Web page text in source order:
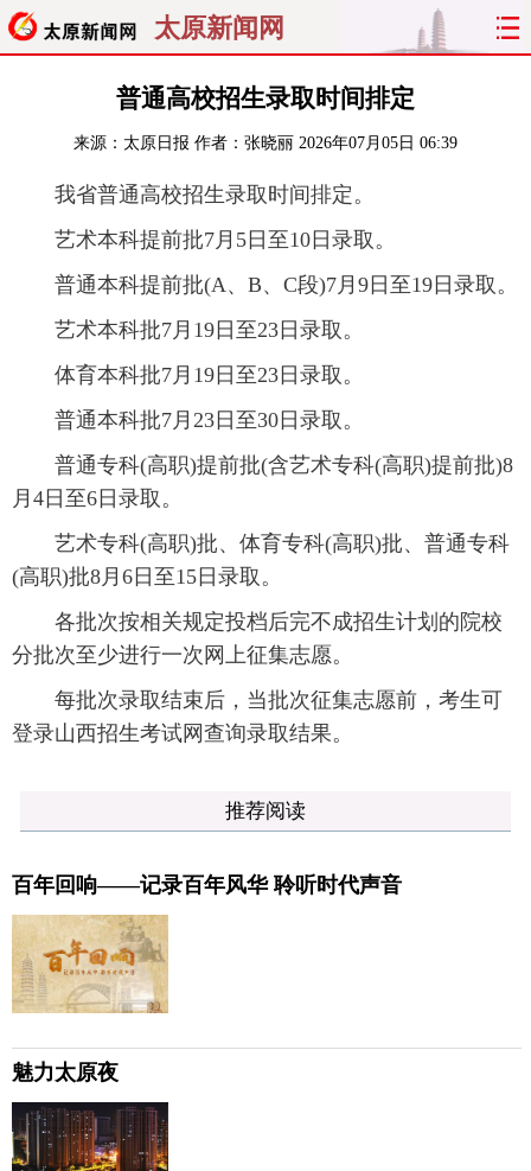
太原新闻网
聚焦 太原
经济 关注 文明 出行
纵横 曝光 综合
旅游
看天下 晋月读 最太原
太原日报 太原晚报 热评
普通高校招生录取时间排定
来源： 太原日报 作者：张晓丽 2026年07月05日 06:39
我省普通高校招生录取时间排定。
艺术本科提前批7月5日至10日录取。
普通本科提前批(A、B、C段)7月9日至19日录取。
艺术本科批7月19日至23日录取。
体育本科批7月19日至23日录取。
普通本科批7月23日至30日录取。
普通专科(高职)提前批(含艺术专科(高职)提前批)8
月4日至6日录取。
艺术专科(高职)批、体育专科(高职)批、普通专科
(高职)批8月6日至15日录取。
各批次按相关规定投档后完不成招生计划的院校
分批次至少进行一次网上征集志愿。
每批次录取结束后，当批次征集志愿前，考生可
登录山西招生考试网查询录取结果。
推荐阅读
百年回响——记录百年风华 聆听时代声音
魅力太原夜